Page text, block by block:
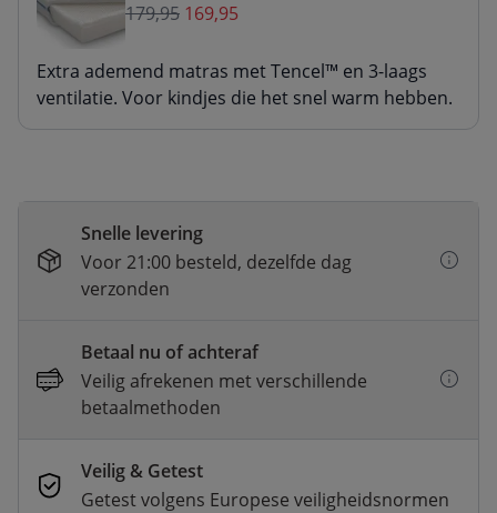
179,95 169,95
Extra ademend matras met Tencel™ en 3-laags
ventilatie. Voor kindjes die het snel warm hebben.
Snelle levering
Voor 21:00 besteld, dezelfde dag
verzonden
Betaal nu of achteraf
Veilig afrekenen met verschillende
betaalmethoden
Veilig & Getest
Getest volgens Europese veiligheidsnormen